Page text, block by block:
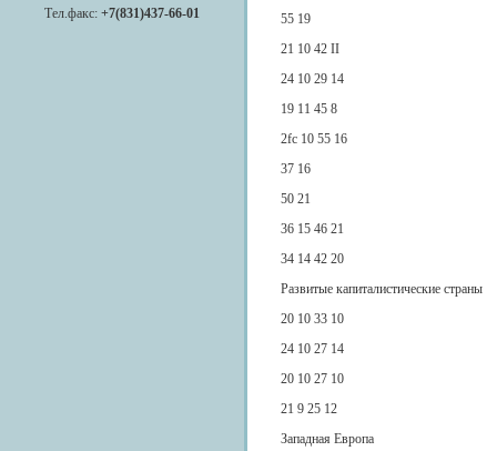
Тел.факс: +7(831)437-66-01
55 19
21 10 42 II
24 10 29 14
19 11 45 8
2fc 10 55 16
37 16
50 21
36 15 46 21
34 14 42 20
Развитые капиталистические страны
20 10 33 10
24 10 27 14
20 10 27 10
21 9 25 12
Западная Европа